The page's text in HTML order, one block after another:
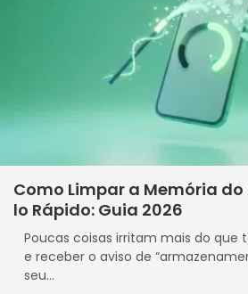
Como Limpar a Memória
lo Rápido: Guia 2026
Poucas coisas irritam mais do
e receber o aviso de
seu...